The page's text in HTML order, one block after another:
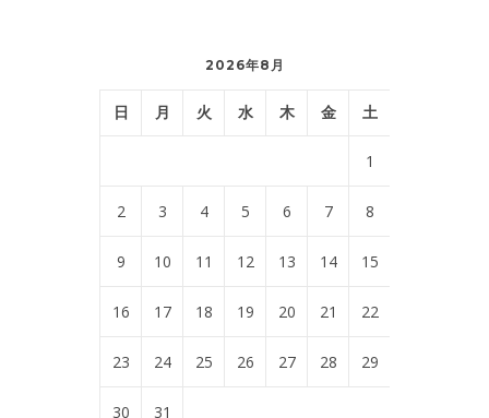
2026年8月
日 月 火 水 木 金 土
1
2 3 4 5 6 7 8
9 10 11 12 13 14 15
16 17 18 19 20 21 22
23 24 25 26 27 28 29
30 31